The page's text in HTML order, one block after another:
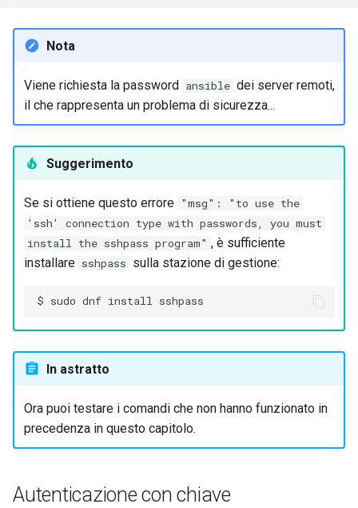
Nota
Viene richiesta la password ansible dei server remoti,
il che rappresenta un problema di sicurezza...
Suggerimento
Se si ottiene questo errore "msg": "to use the
'ssh' connection type with passwords, you must
install the sshpass program" , è sufficiente
installare sshpass sulla stazione di gestione:
In astratto
Ora puoi testare i comandi che non hanno funzionato in
precedenza in questo capitolo.
Autenticazione con chiave